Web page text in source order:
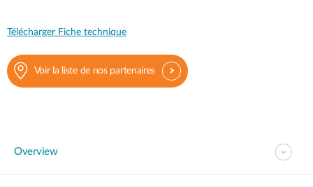
Télécharger Fiche technique
Voir la liste de nos partenaires
Overview